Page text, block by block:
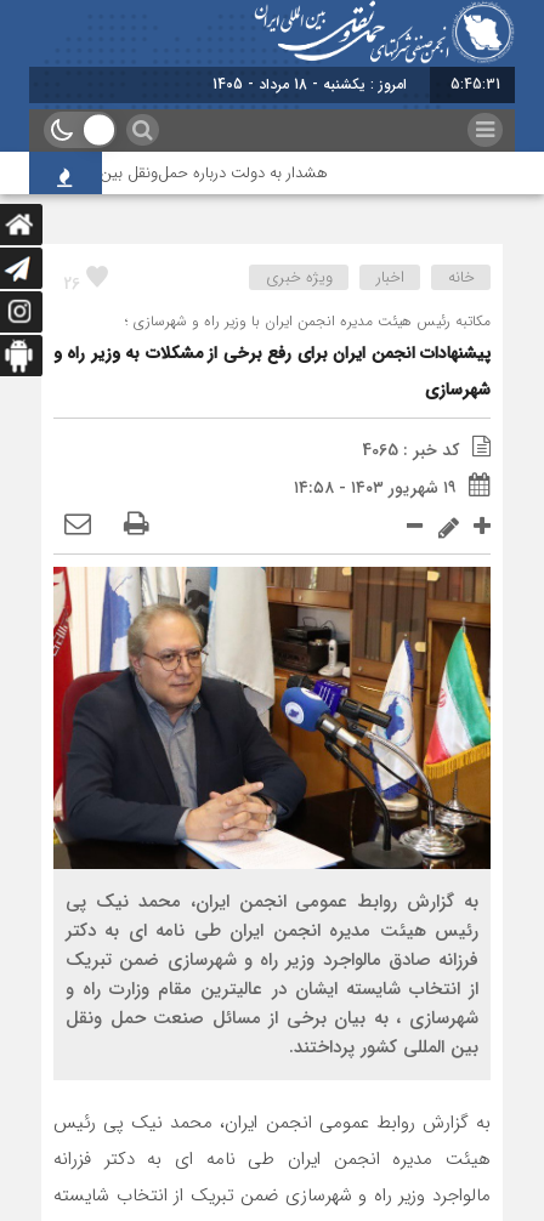
5:45:32 برابر با : Sunday - 9 August
هشدار به دولت درباره حمل‌ونقل بین‌المللی؛ شرکت‌ها
26 خانه اخبار ویژه خبری
مکاتبه رئیس هیئت مدیره انجمن ایران با وزیر راه و شهرسازی ؛
پیشنهادات انجمن ایران برای رفع برخی از مشکلات به وزیر راه و
شهرسازی
کد خبر : 4065
۱۹ شهریور ۱۴۰۳ - ۱۴:۵۸
به گزارش روابط عمومی انجمن ایران، محمد نیک پی
رئیس هیئت مدیره انجمن ایران طی نامه ای به دکتر
فرزانه صادق مالواجرد وزیر راه و شهرسازی ضمن تبریک
از انتخاب شایسته ایشان در عالیترین مقام وزارت راه و
شهرسازی ، به بیان برخی از مسائل صنعت حمل ونقل
بین المللی کشور پرداختند.
به گزارش روابط عمومی انجمن ایران، محمد نیک پی رئیس
هیئت مدیره انجمن ایران طی نامه ای به دکتر فزرانه
مالواجرد وزیر راه و شهرسازی ضمن تبریک از انتخاب شایسته